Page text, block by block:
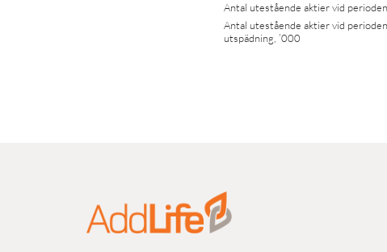
Antal utestående aktier vid
Antal utestående aktier vid
utspädning, ’000